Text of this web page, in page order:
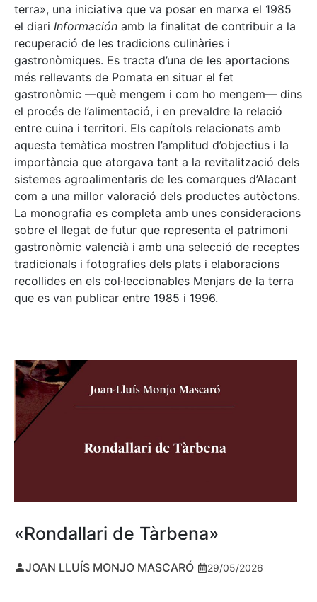
terra», una iniciativa que va posar en marxa el 1985
el diari Información amb la finalitat de contribuir a la
recuperació de les tradicions culinàries i
gastronòmiques. Es tracta d’una de les aportacions
més rellevants de Pomata en situar el fet
gastronòmic —què mengem i com ho mengem— dins
el procés de l’alimentació, i en prevaldre la relació
entre cuina i territori. Els capítols relacionats amb
aquesta temàtica mostren l’amplitud d’objectius i la
importància que atorgava tant a la revitalització dels
sistemes agroalimentaris de les comarques d’Alacant
com a una millor valoració dels productes autòctons.
La monografia es completa amb unes consideracions
sobre el llegat de futur que representa el patrimoni
gastronòmic valencià i amb una selecció de receptes
tradicionals i fotografies dels plats i elaboracions
recollides en els col·leccionables Menjars de la terra
que es van publicar entre 1985 i 1996.
«Rondallari de Tàrbena»
JOAN LLUÍS MONJO MASCARÓ 29/05/2026